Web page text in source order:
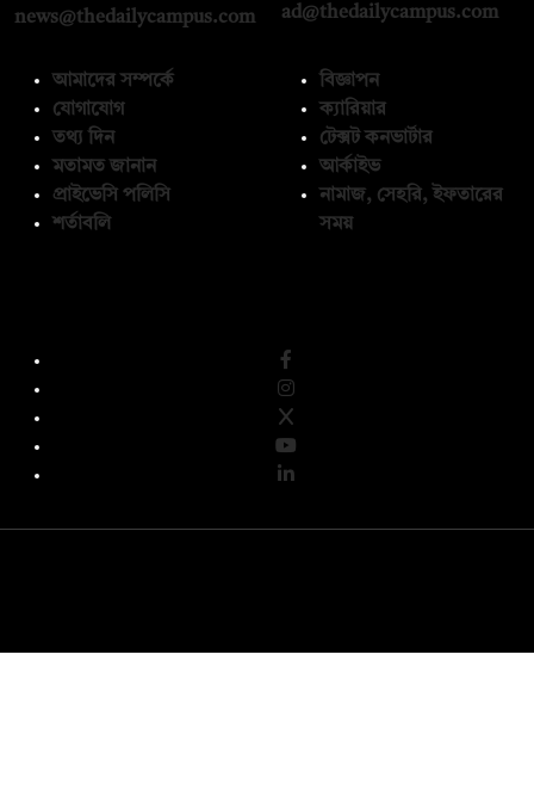
news@thedailycampus.com ad@thedailycampus.com
আমাদের সম্পর্কে
যোগাযোগ
তথ্য দিন
মতামত জানান
প্রাইভেসি পলিসি
শর্তাবলি
বিজ্ঞাপন
ক্যারিয়ার
টেক্সট কনভার্টার
আর্কাইভ
নামাজ, সেহরি, ইফতারের
সময়